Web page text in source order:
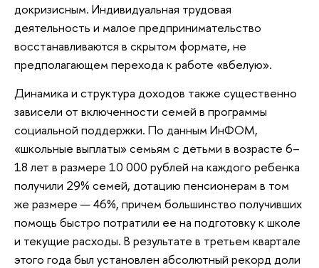
докризисным. Индивидуальная трудовая
деятельность и малое предпринимательство
восстанавливаются в скрытом формате, не
предполагающем перехода к работе «вбелую».
Динамика и структура доходов также существенно
зависели от включенности семей в программы
социальной поддержки. По данным ИнФОМ,
«школьные выплаты» семьям с детьми в возрасте 6–
18 лет в размере 10 000 рублей на каждого ребенка
получили 29% семей, дотацию пенсионерам в том
же размере — 46%, причем большинство получивших
помощь быстро потратили ее на подготовку к школе
и текущие расходы. В результате в третьем квартале
этого года был установлен абсолютный рекорд доли